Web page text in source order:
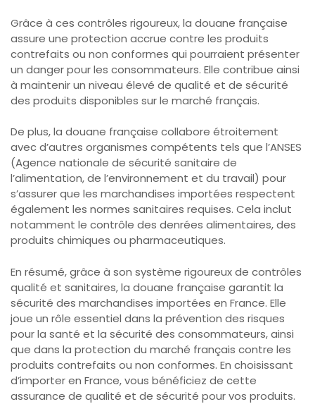
Grâce à ces contrôles rigoureux, la douane française
assure une protection accrue contre les produits
contrefaits ou non conformes qui pourraient présenter
un danger pour les consommateurs. Elle contribue ainsi
à maintenir un niveau élevé de qualité et de sécurité
des produits disponibles sur le marché français.
De plus, la douane française collabore étroitement
avec d’autres organismes compétents tels que l’ANSES
(Agence nationale de sécurité sanitaire de
l’alimentation, de l’environnement et du travail) pour
s’assurer que les marchandises importées respectent
également les normes sanitaires requises. Cela inclut
notamment le contrôle des denrées alimentaires, des
produits chimiques ou pharmaceutiques.
En résumé, grâce à son système rigoureux de contrôles
qualité et sanitaires, la douane française garantit la
sécurité des marchandises importées en France. Elle
joue un rôle essentiel dans la prévention des risques
pour la santé et la sécurité des consommateurs, ainsi
que dans la protection du marché français contre les
produits contrefaits ou non conformes. En choisissant
d’importer en France, vous bénéficiez de cette
assurance de qualité et de sécurité pour vos produits.